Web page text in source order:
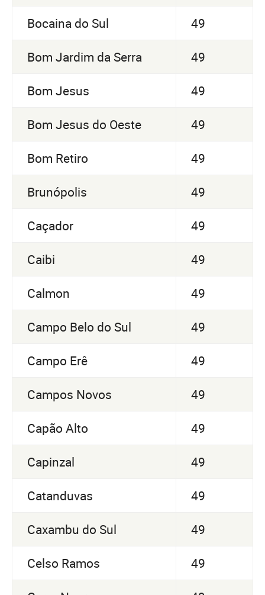
Bocaina do Sul 49
Bom Jardim da Serra 49
Bom Jesus 49
Bom Jesus do Oeste 49
Bom Retiro 49
Brunópolis 49
Caçador 49
Caibi 49
Calmon 49
Campo Belo do Sul 49
Campo Erê 49
Campos Novos 49
Capão Alto 49
Capinzal 49
Catanduvas 49
Caxambu do Sul 49
Celso Ramos 49